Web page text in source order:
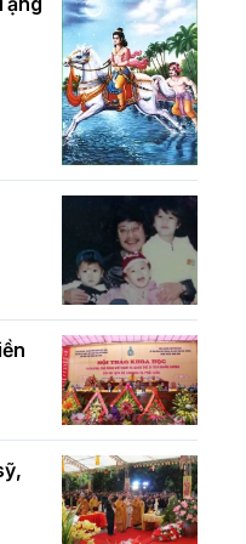
–
Phần 7: Luật nhân